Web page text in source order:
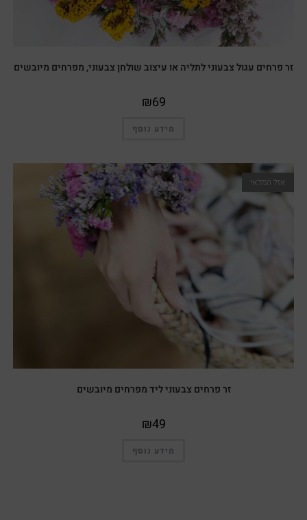
זר פרחים עגול צבעוני לתליה או עיצוב שולחן צבעוני, מפרחים מיובשים
₪69
מידע נוסף
אזל המלאי
זר פרחים צבעוני ליד מפרחים מיובשים
₪49
מידע נוסף